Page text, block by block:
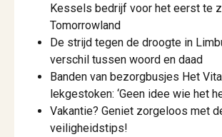
Kessels bedrijf voor het eerst te
Tomorrowland
De strijd tegen de droogte in
verschil tussen woord en daad
Banden van bezorgbusjes Het
lekgestoken: ‘Geen idee wie het
Vakantie? Geniet zorgeloos met
veiligheidstips!